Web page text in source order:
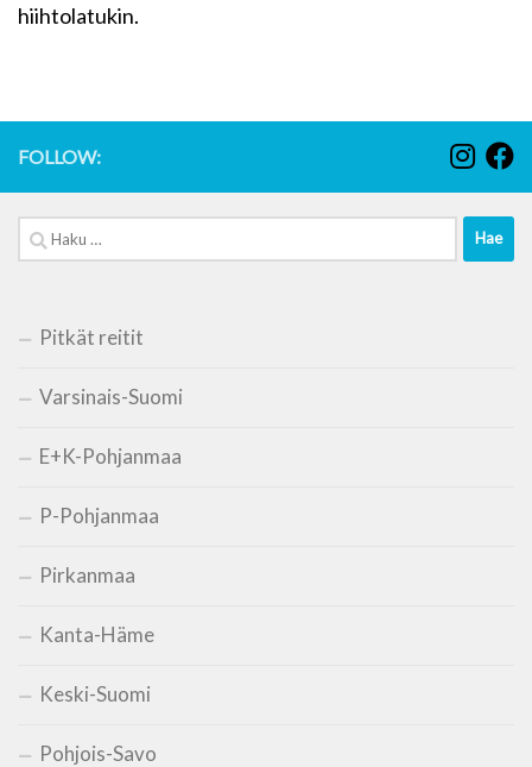
hiihtolatukin.
FOLLOW:
Haku:
Pitkät reitit
Varsinais-Suomi
E+K-Pohjanmaa
P-Pohjanmaa
Pirkanmaa
Kanta-Häme
Keski-Suomi
Pohjois-Savo